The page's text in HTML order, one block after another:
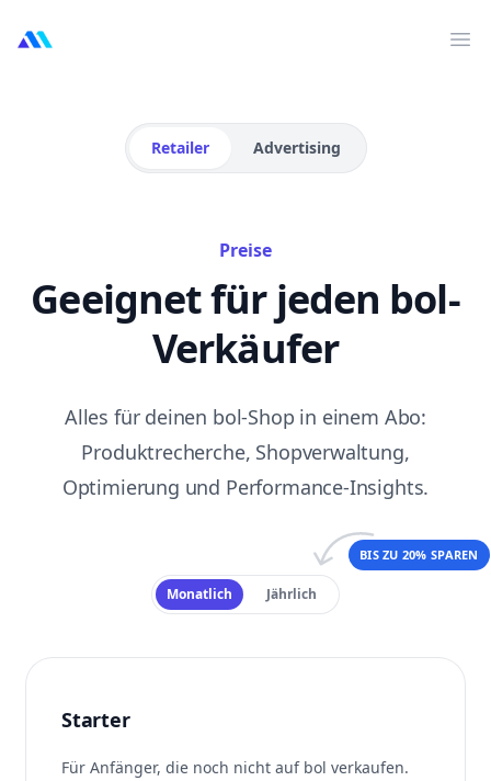
MarktMentor
Retailer Advertising
Preise
Geeignet für jeden bol-
Verkäufer
Alles für deinen bol-Shop in einem Abo:
Produktrecherche, Shopverwaltung,
Optimierung und Performance-Insights.
Payment frequency
Monatlich
BIS ZU 20% SPAREN
Jährlich
Starter
Für Anfänger, die noch nicht auf bol verkaufen.